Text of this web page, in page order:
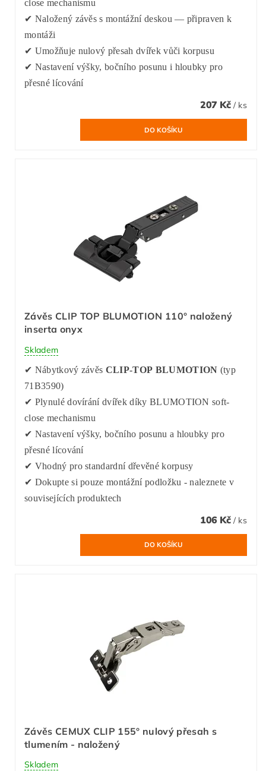
close mechanismu
✔ Naložený závěs s montážní deskou — připraven k
montáži
✔ Umožňuje nulový přesah dvířek vůči korpusu
✔ Nastavení výšky, bočního posunu i hloubky pro
přesné lícování
207 Kč / ks
Závěs CLIP TOP BLUMOTION 110° naložený
inserta onyx
Skladem
✔ Nábytkový závěs CLIP-TOP BLUMOTION (typ
71B3590)
✔ Plynulé dovírání dvířek díky BLUMOTION soft-
close mechanismu
✔ Nastavení výšky, bočního posunu a hloubky pro
přesné lícování
✔ Vhodný pro standardní dřevěné korpusy
✔ Dokupte si pouze montážní podložku - naleznete v
souvisejících produktech
106 Kč / ks
Závěs CEMUX CLIP 155° nulový přesah s
tlumením - naložený
Skladem